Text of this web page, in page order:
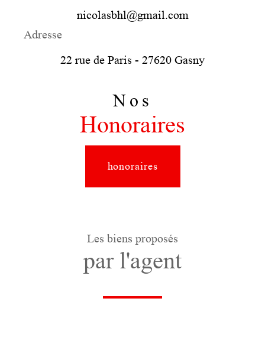
nicolasbhl@gmail.com
Adresse
22 rue de Paris - 27620 Gasny
Nos
Honoraires
honoraires
Les biens proposés
par l'agent